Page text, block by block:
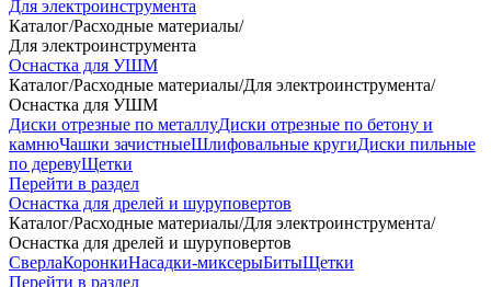
Для электроинструмента
Каталог/Расходные материалы/
Для электроинструмента
Оснастка для УШМ
Каталог/Расходные материалы/Для электроинструмента/
Оснастка для УШМ
Диски отрезные по металлуДиски отрезные по бетону и
камнюЧашки зачистныеШлифовальные кругиДиски пильные
по деревуЩетки
Перейти в раздел
Оснастка для дрелей и шуруповертов
Каталог/Расходные материалы/Для электроинструмента/
Оснастка для дрелей и шуруповертов
СверлаКоронкиНасадки-миксерыБитыЩетки
Перейти в раздел